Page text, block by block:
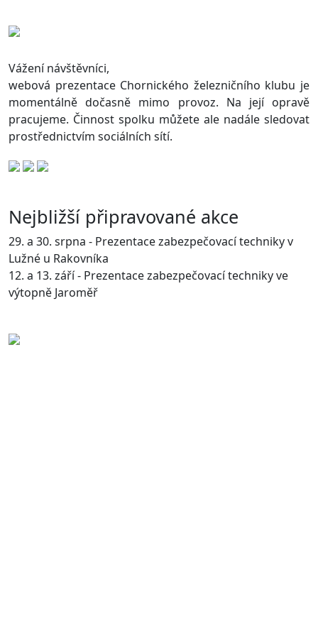
Vážení návštěvníci,
webová prezentace Chornického železničního klubu je
momentálně dočasně mimo provoz. Na její opravě
pracujeme. Činnost spolku můžete ale nadále sledovat
prostřednictvím sociálních sítí.
Nejbližší připravované akce
29. a 30. srpna - Prezentace zabezpečovací techniky v
Lužné u Rakovníka
12. a 13. září - Prezentace zabezpečovací techniky ve
výtopně Jaroměř